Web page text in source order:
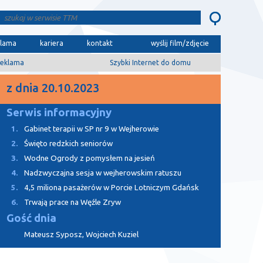
kariera kontakt wyślij film/zdjęcie
Szybki Internet do domu
z dnia 20.10.2023
Serwis informacyjny
1.
Gabinet terapii w SP nr 9 w Wejherowie
2.
Święto redzkich seniorów
3.
Wodne Ogrody z pomysłem na jesień
4.
Nadzwyczajna sesja w wejherowskim ratuszu
5.
4,5 miliona pasażerów w Porcie Lotniczym Gdańsk
6.
Trwają prace na Węźle Zryw
Gość dnia
Mateusz Syposz, Wojciech Kuziel